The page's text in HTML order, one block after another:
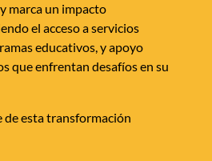
marca un impacto
el acceso a servicios
educativos, y apoyo
que enfrentan desafíos en su
de esta transformación